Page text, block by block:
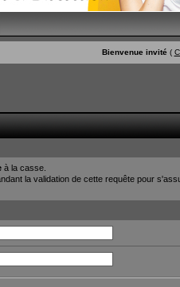
Bienvenue invité(
à la casse.
la validation de cette requête pour